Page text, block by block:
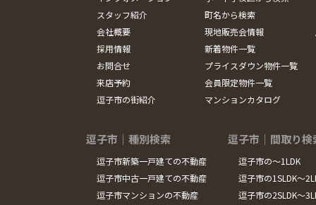
スタッフ紹介
会社概要
採用情報
お問合せ
来店予約
逗子市の街紹介
町名から検索
現地販売会情報
新着物件一覧
プライスダウン物件一覧
会員限定物件一覧
マンションカタログ
逗子市｜種別検索
逗子市新築一戸建ての不動産
逗子市中古一戸建ての不動産
逗子市マンションの不動産
逗子市｜間取り検
逗子市の～1LDK
逗子市の1SLDK～
逗子市の2SLDK～